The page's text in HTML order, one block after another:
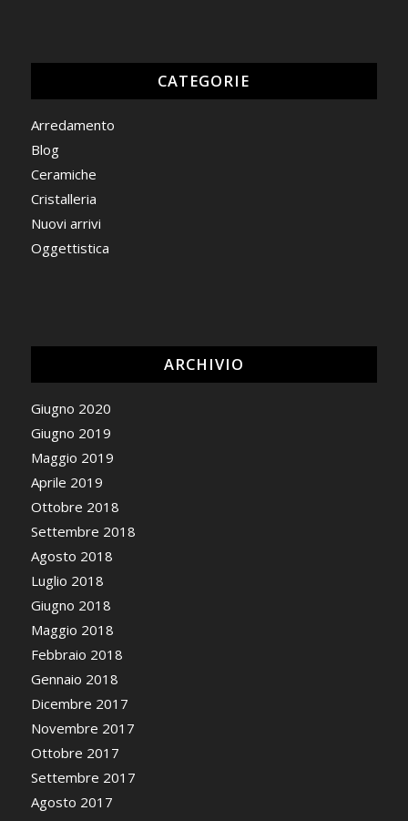
CATEGORIE
Arredamento
Blog
Ceramiche
Cristalleria
Nuovi arrivi
Oggettistica
ARCHIVIO
Giugno 2020
Giugno 2019
Maggio 2019
Aprile 2019
Ottobre 2018
Settembre 2018
Agosto 2018
Luglio 2018
Giugno 2018
Maggio 2018
Febbraio 2018
Gennaio 2018
Dicembre 2017
Novembre 2017
Ottobre 2017
Settembre 2017
Agosto 2017